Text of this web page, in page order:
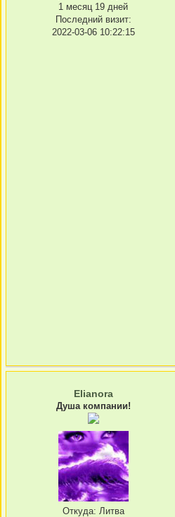
1 месяц 19 дней
Последний визит:
2022-03-06 10:22:15
Elianora
Душа компании!
Откуда: Литва